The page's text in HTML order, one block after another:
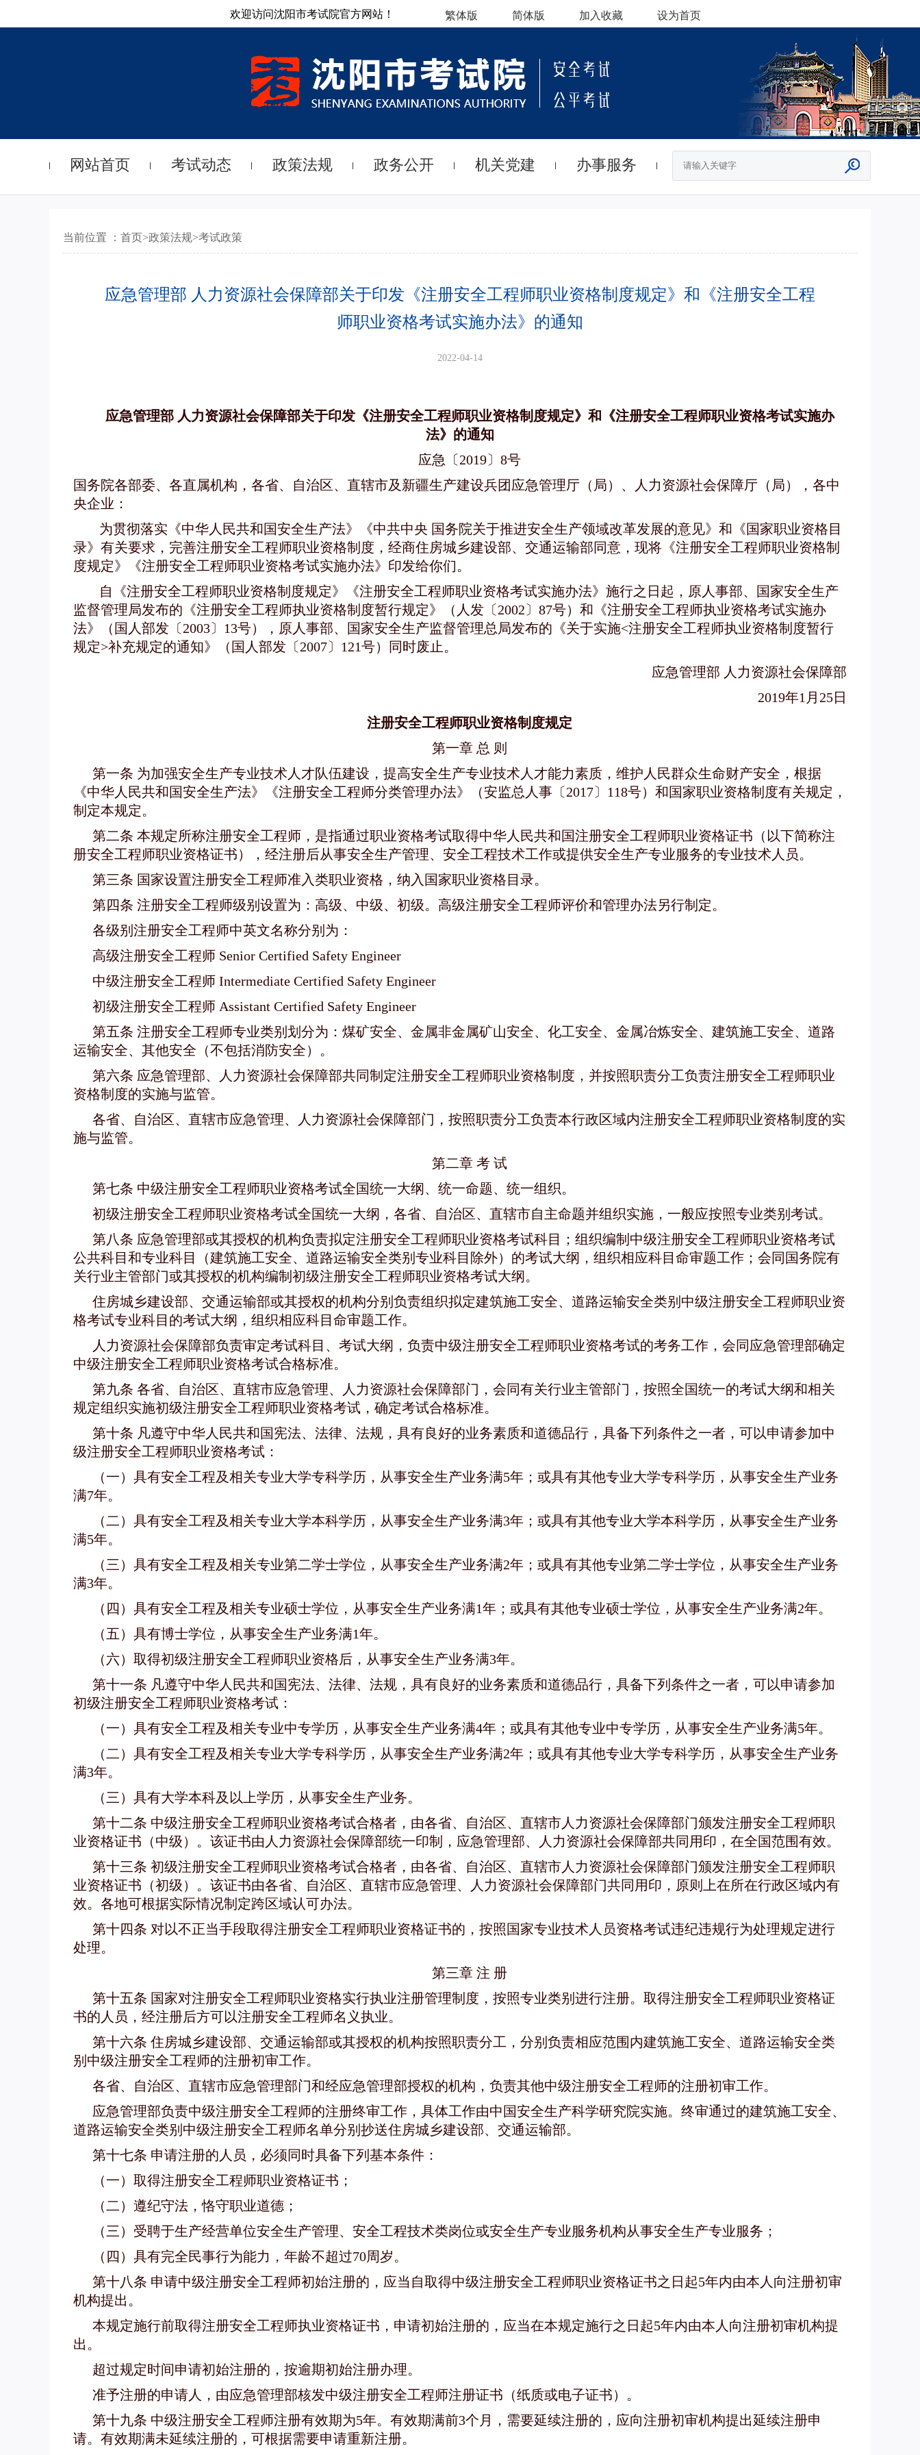
欢迎访问沈阳市考试院官方网站！ 设为首页
加入收藏
简体版
繁体版
网站首页 考试动态 政策法规 政务公开 机关党建 办事服务
当前位置 ： 首页>政策法规>考试政策
应急管理部 人力资源社会保障部关于印发《注册安全工程师职业资格制度规定》和《注册安全工程
师职业资格考试实施办法》的通知
2022-04-14
应急管理部 人力资源社会保障部关于印发《注册安全工程师职业资格制度规定》和《注册安全工程师职业资格考试实施办
法》的通知
应急〔2019〕8号
国务院各部委、各直属机构，各省、自治区、直辖市及新疆生产建设兵团应急管理厅（局）、人力资源社会保障厅（局），各中
央企业：
为贯彻落实《中华人民共和国安全生产法》《中共中央 国务院关于推进安全生产领域改革发展的意见》和《国家职业资格目
录》有关要求，完善注册安全工程师职业资格制度，经商住房城乡建设部、交通运输部同意，现将《注册安全工程师职业资格制
度规定》《注册安全工程师职业资格考试实施办法》印发给你们。
自《注册安全工程师职业资格制度规定》《注册安全工程师职业资格考试实施办法》施行之日起，原人事部、国家安全生产
监督管理局发布的《注册安全工程师执业资格制度暂行规定》（人发〔2002〕87号）和《注册安全工程师执业资格考试实施办
法》（国人部发〔2003〕13号），原人事部、国家安全生产监督管理总局发布的《关于实施<注册安全工程师执业资格制度暂行
规定>补充规定的通知》（国人部发〔2007〕121号）同时废止。
应急管理部 人力资源社会保障部
2019年1月25日
注册安全工程师职业资格制度规定
第一章 总 则
第一条 为加强安全生产专业技术人才队伍建设，提高安全生产专业技术人才能力素质，维护人民群众生命财产安全，根据
《中华人民共和国安全生产法》《注册安全工程师分类管理办法》（安监总人事〔2017〕118号）和国家职业资格制度有关规定，
制定本规定。
第二条 本规定所称注册安全工程师，是指通过职业资格考试取得中华人民共和国注册安全工程师职业资格证书（以下简称注
册安全工程师职业资格证书），经注册后从事安全生产管理、安全工程技术工作或提供安全生产专业服务的专业技术人员。
第三条 国家设置注册安全工程师准入类职业资格，纳入国家职业资格目录。
第四条 注册安全工程师级别设置为：高级、中级、初级。高级注册安全工程师评价和管理办法另行制定。
各级别注册安全工程师中英文名称分别为：
高级注册安全工程师 Senior Certified Safety Engineer
中级注册安全工程师 Intermediate Certified Safety Engineer
初级注册安全工程师 Assistant Certified Safety Engineer
第五条 注册安全工程师专业类别划分为：煤矿安全、金属非金属矿山安全、化工安全、金属冶炼安全、建筑施工安全、道路
运输安全、其他安全（不包括消防安全）。
第六条 应急管理部、人力资源社会保障部共同制定注册安全工程师职业资格制度，并按照职责分工负责注册安全工程师职业
资格制度的实施与监管。
各省、自治区、直辖市应急管理、人力资源社会保障部门，按照职责分工负责本行政区域内注册安全工程师职业资格制度的实
施与监管。
第二章 考 试
第七条 中级注册安全工程师职业资格考试全国统一大纲、统一命题、统一组织。
初级注册安全工程师职业资格考试全国统一大纲，各省、自治区、直辖市自主命题并组织实施，一般应按照专业类别考试。
第八条 应急管理部或其授权的机构负责拟定注册安全工程师职业资格考试科目；组织编制中级注册安全工程师职业资格考试
公共科目和专业科目（建筑施工安全、道路运输安全类别专业科目除外）的考试大纲，组织相应科目命审题工作；会同国务院有
关行业主管部门或其授权的机构编制初级注册安全工程师职业资格考试大纲。
住房城乡建设部、交通运输部或其授权的机构分别负责组织拟定建筑施工安全、道路运输安全类别中级注册安全工程师职业资
格考试专业科目的考试大纲，组织相应科目命审题工作。
人力资源社会保障部负责审定考试科目、考试大纲，负责中级注册安全工程师职业资格考试的考务工作，会同应急管理部确定
中级注册安全工程师职业资格考试合格标准。
第九条 各省、自治区、直辖市应急管理、人力资源社会保障部门，会同有关行业主管部门，按照全国统一的考试大纲和相关
规定组织实施初级注册安全工程师职业资格考试，确定考试合格标准。
第十条 凡遵守中华人民共和国宪法、法律、法规，具有良好的业务素质和道德品行，具备下列条件之一者，可以申请参加中
级注册安全工程师职业资格考试：
（一）具有安全工程及相关专业大学专科学历，从事安全生产业务满5年；或具有其他专业大学专科学历，从事安全生产业务
满7年。
（二）具有安全工程及相关专业大学本科学历，从事安全生产业务满3年；或具有其他专业大学本科学历，从事安全生产业务
满5年。
（三）具有安全工程及相关专业第二学士学位，从事安全生产业务满2年；或具有其他专业第二学士学位，从事安全生产业务
满3年。
（四）具有安全工程及相关专业硕士学位，从事安全生产业务满1年；或具有其他专业硕士学位，从事安全生产业务满2年。
（五）具有博士学位，从事安全生产业务满1年。
（六）取得初级注册安全工程师职业资格后，从事安全生产业务满3年。
第十一条 凡遵守中华人民共和国宪法、法律、法规，具有良好的业务素质和道德品行，具备下列条件之一者，可以申请参加
初级注册安全工程师职业资格考试：
（一）具有安全工程及相关专业中专学历，从事安全生产业务满4年；或具有其他专业中专学历，从事安全生产业务满5年。
（二）具有安全工程及相关专业大学专科学历，从事安全生产业务满2年；或具有其他专业大学专科学历，从事安全生产业务
满3年。
（三）具有大学本科及以上学历，从事安全生产业务。
第十二条 中级注册安全工程师职业资格考试合格者，由各省、自治区、直辖市人力资源社会保障部门颁发注册安全工程师职
业资格证书（中级）。该证书由人力资源社会保障部统一印制，应急管理部、人力资源社会保障部共同用印，在全国范围有效。
第十三条 初级注册安全工程师职业资格考试合格者，由各省、自治区、直辖市人力资源社会保障部门颁发注册安全工程师职
业资格证书（初级）。该证书由各省、自治区、直辖市应急管理、人力资源社会保障部门共同用印，原则上在所在行政区域内有
效。各地可根据实际情况制定跨区域认可办法。
第十四条 对以不正当手段取得注册安全工程师职业资格证书的，按照国家专业技术人员资格考试违纪违规行为处理规定进行
处理。
第三章 注 册
第十五条 国家对注册安全工程师职业资格实行执业注册管理制度，按照专业类别进行注册。取得注册安全工程师职业资格证
书的人员，经注册后方可以注册安全工程师名义执业。
第十六条 住房城乡建设部、交通运输部或其授权的机构按照职责分工，分别负责相应范围内建筑施工安全、道路运输安全类
别中级注册安全工程师的注册初审工作。
各省、自治区、直辖市应急管理部门和经应急管理部授权的机构，负责其他中级注册安全工程师的注册初审工作。
应急管理部负责中级注册安全工程师的注册终审工作，具体工作由中国安全生产科学研究院实施。终审通过的建筑施工安全、
道路运输安全类别中级注册安全工程师名单分别抄送住房城乡建设部、交通运输部。
第十七条 申请注册的人员，必须同时具备下列基本条件：
（一）取得注册安全工程师职业资格证书；
（二）遵纪守法，恪守职业道德；
（三）受聘于生产经营单位安全生产管理、安全工程技术类岗位或安全生产专业服务机构从事安全生产专业服务；
（四）具有完全民事行为能力，年龄不超过70周岁。
第十八条 申请中级注册安全工程师初始注册的，应当自取得中级注册安全工程师职业资格证书之日起5年内由本人向注册初审
机构提出。
本规定施行前取得注册安全工程师执业资格证书，申请初始注册的，应当在本规定施行之日起5年内由本人向注册初审机构提
出。
超过规定时间申请初始注册的，按逾期初始注册办理。
准予注册的申请人，由应急管理部核发中级注册安全工程师注册证书（纸质或电子证书）。
第十九条 中级注册安全工程师注册有效期为5年。有效期满前3个月，需要延续注册的，应向注册初审机构提出延续注册申
请。有效期满未延续注册的，可根据需要申请重新注册。